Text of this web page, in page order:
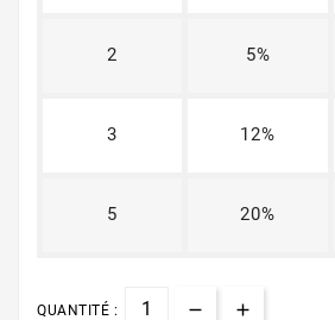
2 5%
3 12%
5 20%
QUANTITÉ :